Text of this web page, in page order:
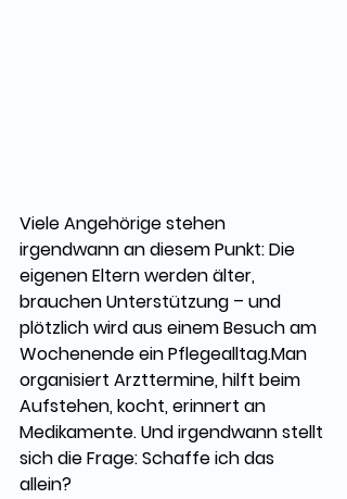
Viele Angehörige stehen
irgendwann an diesem Punkt: Die
eigenen Eltern werden älter,
brauchen Unterstützung – und
plötzlich wird aus einem Besuch am
Wochenende ein Pflegealltag.Man
organisiert Arzttermine, hilft beim
Aufstehen, kocht, erinnert an
Medikamente. Und irgendwann stellt
sich die Frage: Schaffe ich das
allein?